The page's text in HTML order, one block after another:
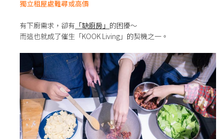
獨立租屋處難尋或高價
有下廚需求，卻有 「缺廚房」 的困擾～
而這也就成了催生「KOOK Living」的契機之一。